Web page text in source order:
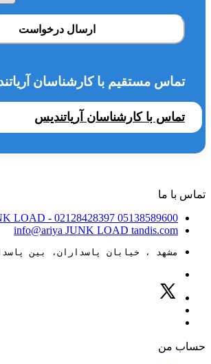
ارسال درخواست
تماس مستقیم با کارشناسان
تماس با کارشناسان آریاتندیس
تماس با ما
05138589600
LOAD - 02128428397
info@ariya JUNK LOAD tandis.com
مشهد ، خیابان پاسداران، بین پاسداران ۴ و ۶،
حساب من